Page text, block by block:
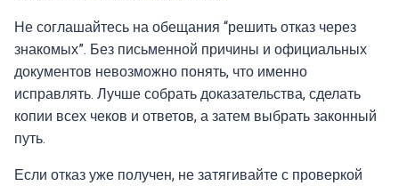
Не соглашайтесь на обещания “решить отказ через
знакомых”. Без письменной причины и официальных
документов невозможно понять, что именно
исправлять. Лучше собрать доказательства, сделать
копии всех чеков и ответов, а затем выбрать законный
путь.
Если отказ уже получен, не затягивайте с проверкой